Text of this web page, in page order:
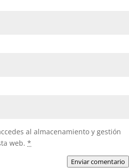
al almacenamiento y gestión
web. *
Enviar comentario